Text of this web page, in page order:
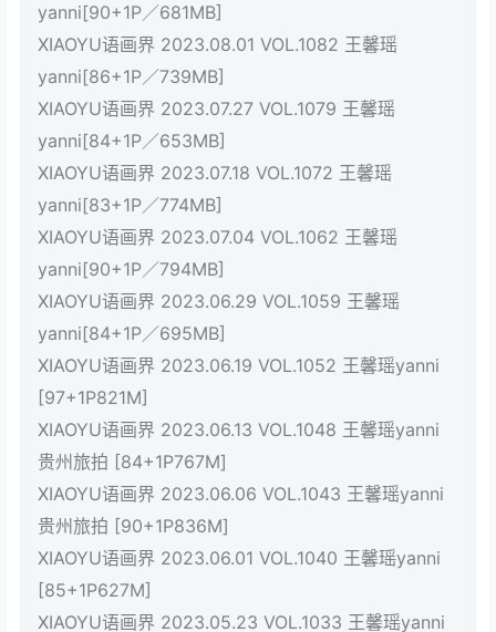
yanni[90+1P／681MB]
XIAOYU语画界 2023.08.01 VOL.1082 王馨瑶
yanni[86+1P／739MB]
XIAOYU语画界 2023.07.27 VOL.1079 王馨瑶
yanni[84+1P／653MB]
XIAOYU语画界 2023.07.18 VOL.1072 王馨瑶
yanni[83+1P／774MB]
XIAOYU语画界 2023.07.04 VOL.1062 王馨瑶
yanni[90+1P／794MB]
XIAOYU语画界 2023.06.29 VOL.1059 王馨瑶
yanni[84+1P／695MB]
XIAOYU语画界 2023.06.19 VOL.1052 王馨瑶yanni
[97+1P821M]
XIAOYU语画界 2023.06.13 VOL.1048 王馨瑶yanni
贵州旅拍 [84+1P767M]
XIAOYU语画界 2023.06.06 VOL.1043 王馨瑶yanni
贵州旅拍 [90+1P836M]
XIAOYU语画界 2023.06.01 VOL.1040 王馨瑶yanni
[85+1P627M]
XIAOYU语画界 2023.05.23 VOL.1033 王馨瑶yanni